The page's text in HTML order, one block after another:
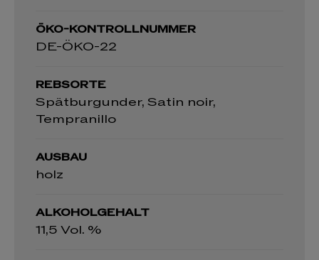
ÖKO-KONTROLLNUMMER
DE-ÖKO-22
REBSORTE
Spätburgunder, Satin noir,
Tempranillo
AUSBAU
holz
ALKOHOLGEHALT
11,5 Vol. %